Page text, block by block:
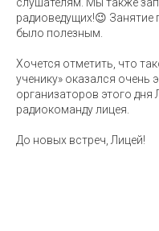
радиоведущих!😉 Занятие
было полезным.
Хочется отметить, что
ученику» оказался
организаторов этого
радиокоманду лицея.
До новых встреч, Лицей!